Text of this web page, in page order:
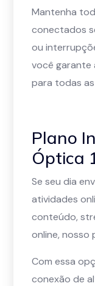
Mantenha
conectados
ou
você garante
para todas
Plano
Óptica
Se seu dia
atividades
conteúdo,
online, nosso
Com essa
conexão de